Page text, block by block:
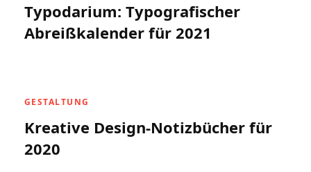
Typodarium: Typografischer
Abreißkalender für 2021
GESTALTUNG
Kreative Design-Notizbücher für
2020